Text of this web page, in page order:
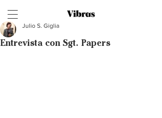
Entrevista con Sgt. Papers
Julio S. Giglia